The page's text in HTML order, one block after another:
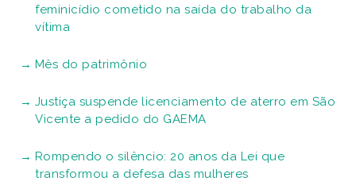
feminicídio cometido na saída do trabalho da
vítima
Mês do patrimônio
Justiça suspende licenciamento de aterro em São
Vicente a pedido do GAEMA
Rompendo o silêncio: 20 anos da Lei que
transformou a defesa das mulheres